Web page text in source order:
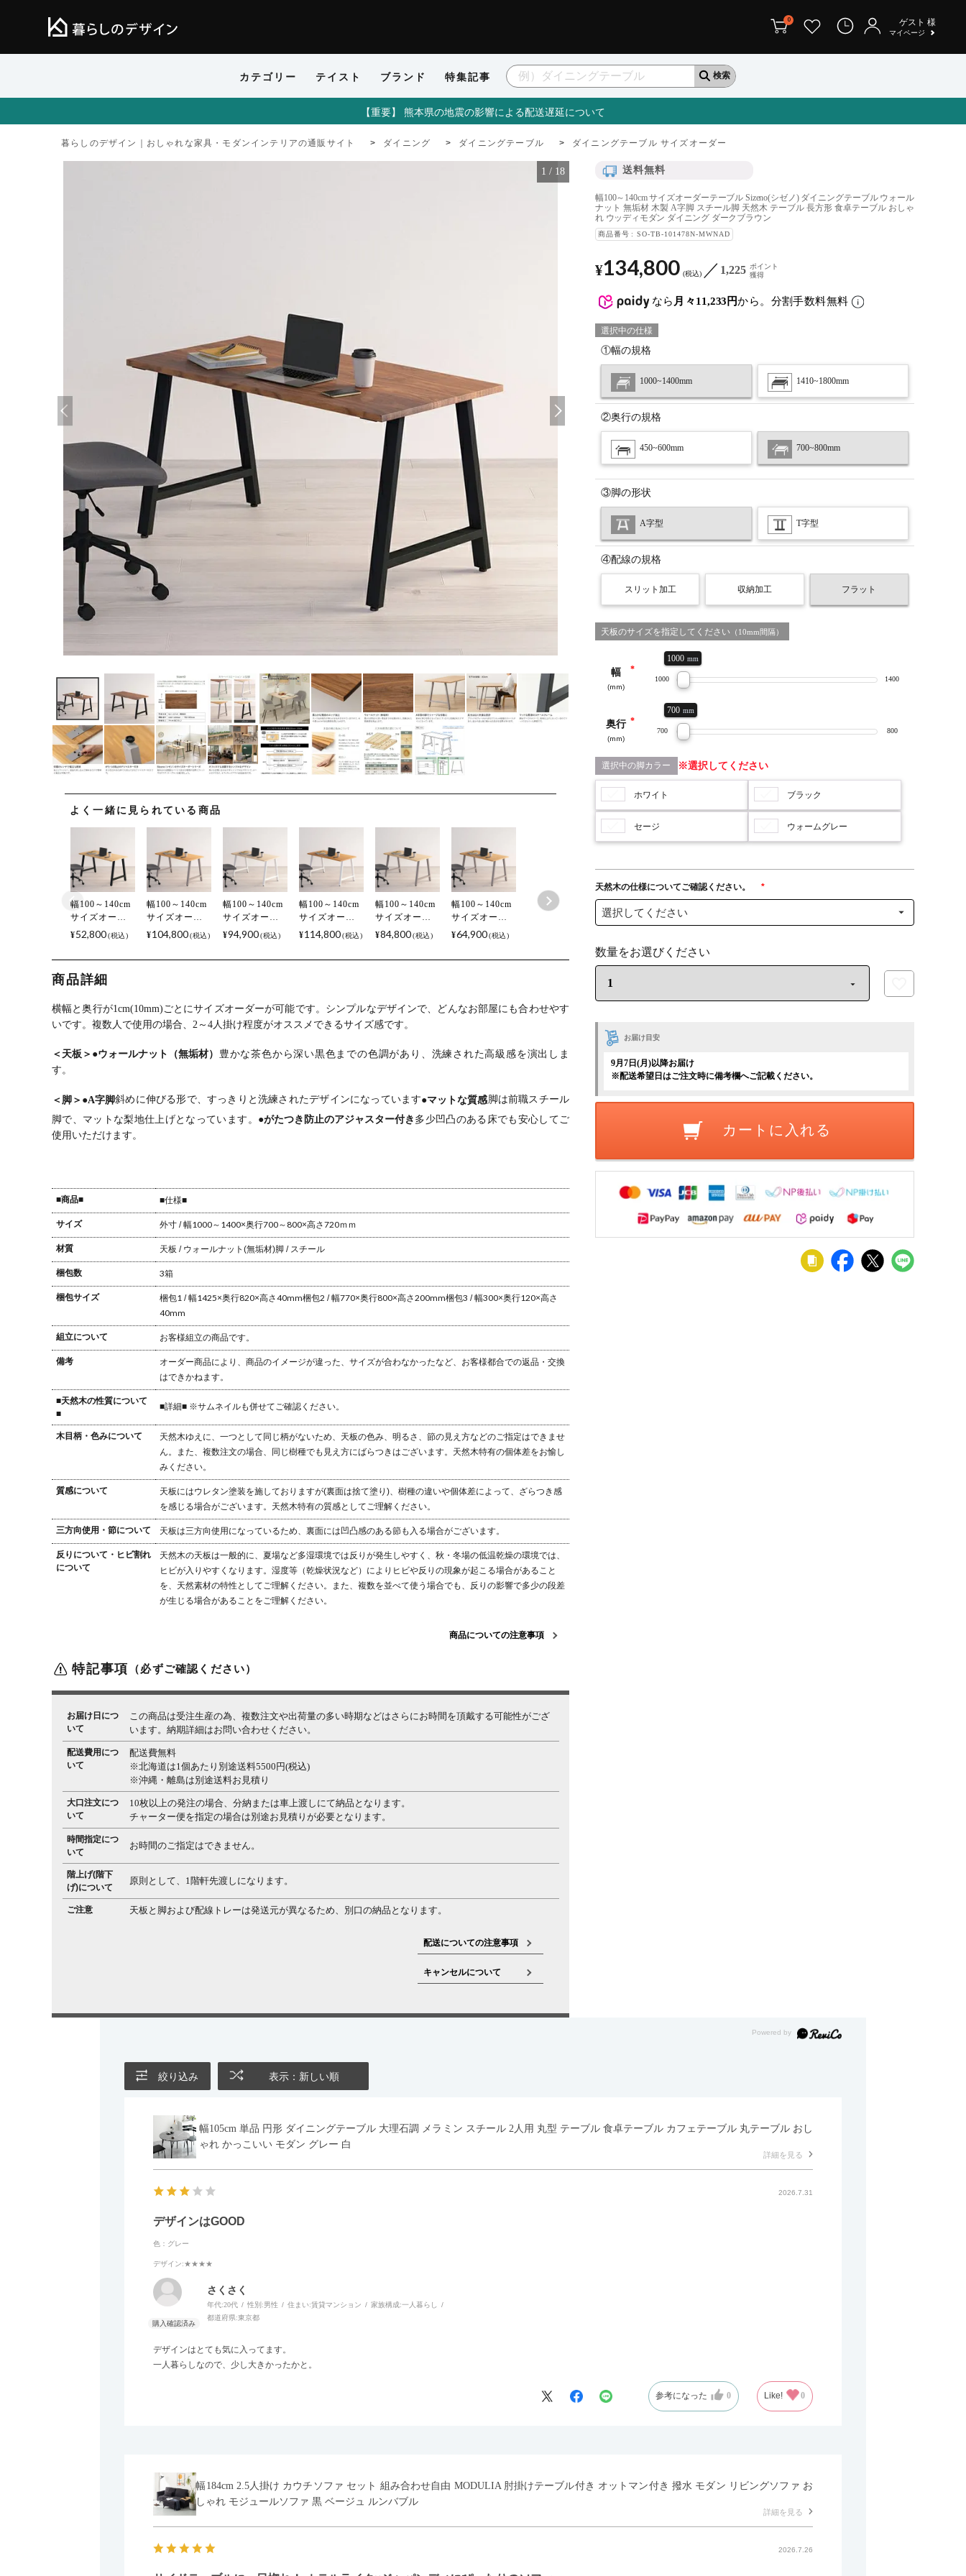
カテゴリー テイスト ブランド 特集記事
0 ゲスト 様
マイページ
【重要】 熊本県の地震の影響による配送遅延について
暮らしのデザイン｜おしゃれな家具・モダンインテリアの通販サイト ダイニング ダイニングテーブル ダイニングテーブル サイズオーダー
1 / 18
よく一緒に見られている商品
幅100～140cm
サイズオーダ
ーテーブル
Sizeno(シゼノ)
ウッド 集成材
チール脚 天然
木 テーブル 長
方形 食卓テー
北欧モダン ダ
¥52,800 税込
幅100～140cm
サイズオーダ
ーテーブル
Sizeno(シゼノ)
脚 スチール脚
天然木 テーブ
ゃれ 北欧モダ
¥104,800 税込
幅100～140cm
サイズオーダ
ーテーブル
Sizeno(シゼノ)
スチール脚 天
然木 テーブル
長方形 食卓テ
れ 北欧モダン
¥94,900 税込
幅100～140cm
サイズオーダ
ーテーブル
Sizeno(シゼノ)
スチール脚 天
然木 テーブル
長方形 食卓テ
れ ウッディモ
¥114,800 税込
幅100～140cm
サイズオーダ
ーテーブル
Sizeno(シゼノ)
脚 スチール脚
天然木 テーブ
ル 長方形 食卓
ゃれ 北欧モダ
¥84,800 税込
幅100～140cm
サイズオーダ
ーテーブル
Sizeno(シゼノ)
天然木 テーブ
モダン ダイニ
¥64,900 税込
商品詳細
横幅と奥行が1cm(10mm)ごとにサイズオーダーが可能です。 シンプルなデザインで、どんなお部屋にも合わせやす
いです。 複数人で使用の場合、2～4人掛け程度がオススメできるサイズ感です。
＜天板＞ ●ウォールナット（無垢材）
豊かな茶色から深い黒色までの色調があり、洗練された高級感を演出しま
す。
＜脚＞ ●A字脚斜めに伸びる形で、すっきりと洗練されたデザインになっています●マットな質感脚は前職スチール
脚で、マットな梨地仕上げとなっています。 ●がたつき防止のアジャスター付き 多少凹凸のある床でも安心してご
使用いただけます。
■商品■ ■仕様■
サイズ 外寸 / 幅1000～1400×奥行700～800×高さ720ｍｍ
材質 天板 / ウォールナット(無垢材)脚 / スチール
梱包数 3箱
梱包サイズ 梱包1 / 幅1425×奥行820×高さ40mm梱包2 / 幅770×奥行800×高さ200mm梱包3 / 幅300×奥行120×高さ
40mm
組立について お客様組立の商品です。
備考
オーダー商品により、商品のイメージが違った、サイズが合わなかったなど、お客様都合での返品・交換
はできかねます。
■天然木の性質について
■
■詳細■ ※サムネイルも併せてご確認ください。
木目柄・色みについて
天然木ゆえに、一つとして同じ柄がないため、天板の色み、明るさ、節の見え方などのご指定はできませ
ん。また、複数注文の場合、同じ樹種でも見え方にばらつきはございます。天然木特有の個体差をお愉し
みください。
質感について
天板にはウレタン塗装を施しておりますが(裏面は捨て塗り)、樹種の違いや個体差によって、ざらつき感
を感じる場合がございます。天然木特有の質感としてご理解ください。
三方向使用・節について 天板は三方向使用になっているため、裏面には凹凸感のある節も入る場合がございます。
反りについて・ヒビ割れ
について
天然木の天板は一般的に、夏場など多湿環境では反りが発生しやすく、秋・冬場の低温乾燥の環境では、
ヒビが入りやすくなります。湿度等（乾燥状況など）によりヒビや反りの現象が起こる場合があること
を、天然素材の特性としてご理解ください。また、複数を並べて使う場合でも、反りの影響で多少の段差
が生じる場合があることをご理解ください。
商品についての注意事項
特記事項 （必ずご確認ください）
お届け日につ
いて
この商品は受注生産の為、複数注文や出荷量の多い時期などはさらにお時間を頂戴する可能性がござ
います。納期詳細はお問い合わせください。
配送費用につ
いて
配送費無料
※北海道は1個あたり別途送料5500円(税込)
※沖縄・離島は別途送料お見積り
大口注文につ
いて
10枚以上の発注の場合、分納または車上渡しにて納品となります。
チャーター便を指定の場合は別途お見積りが必要となります。
時間指定につ
いて
お時間のご指定はできません。
階上げ(階下
げ)について
原則として、1階軒先渡しになります。
ご注意 天板と脚および配線トレーは発送元が異なるため、別口の納品となります。
配送についての注意事項
キャンセルについて
送料無料
幅100～140cm サイズオーダーテーブル Sizeno(シゼノ) ダイニングテーブル ウォール
ナット 無垢材 木製 A字脚 スチール脚 天然木 テーブル 長方形 食卓テーブル おしゃ
れ ウッディモダン ダイニング ダークブラウン
商品番号 SO-TB-101478N-MWNAD
なら 月々11,233円から。分割手数料無料
¥134,800 税込 1,225 ポイント
獲得
選択中の仕様
①幅の規格
1000~1400mm 1410~1800mm
②奥行の規格
450~600mm 700~800mm
③脚の形状
A字型 T字型
④配線の規格
スリット加工 収納加工 フラット
お届け目安
9月7日(月)以降お届け
※配送希望日はご注文時に備考欄へご記載ください。
カートに入れる
天板のサイズを指定してください （10mm間隔）
幅
1000
1000 mm
1400
奥行
700
700 mm
800
脚カラー 選択してください
ホワイト ブラック
セージ ウォームグレー
天然木の仕様についてご確認ください。
絞り込み 表示：新しい順
幅105cm 単品 円形 ダイニングテーブル 大理石調 メラミン スチール 2人用 丸型 テーブル 食卓テーブル カフェテーブル 丸テーブル おし
ゃれ かっこいい モダン グレー 白
詳細を見る
2026.7.31
デザインはGOOD
色：グレー
デザイン:★★★★
さくさく
年代:20代 性別:男性 住まい:賃貸マンション 家族構成:一人暮らし
都道府県:東京都
デザインはとても気に入ってます。
一人暮らしなので、少し大きかったかと。
参考になった 0 Like! 0
幅184cm 2.5人掛け カウチソファ セット 組み合わせ自由 MODULIA 肘掛けテーブル付き オットマン付き 撥水 モダン リビングソファ お
しゃれ モジュールソファ 黒 ベージュ ルンバブル
詳細を見る
2026.7.26